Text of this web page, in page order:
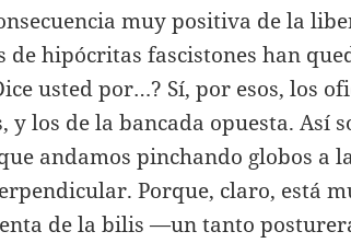
muy positiva de la
de hipócritas fascistones han
usted por…? Sí, por esos, los
y los de la bancada opuesta. Así
andamos pinchando globos a
Porque, claro, está
de la bilis —un tanto